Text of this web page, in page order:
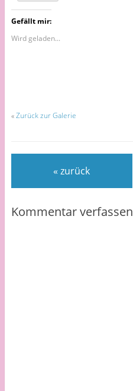
Gefällt mir:
Wird geladen...
«Zurück zur Galerie
« zurück
Kommentar verfassen